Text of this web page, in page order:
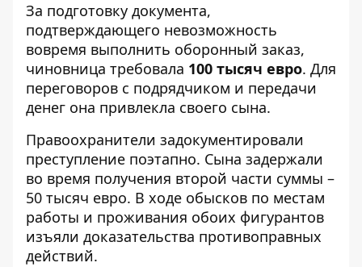
За подготовку документа,
подтверждающего невозможность
вовремя выполнить оборонный заказ,
чиновница требовала 100 тысяч евро. Для
переговоров с подрядчиком и передачи
денег она привлекла своего сына.
Правоохранители задокументировали
преступление поэтапно. Сына задержали
во время получения второй части суммы –
50 тысяч евро. В ходе обысков по местам
работы и проживания обоих фигурантов
изъяли доказательства противоправных
действий.